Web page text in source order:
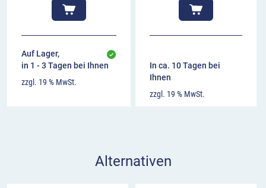
Auf Lager,
in 1 - 3 Tagen bei Ihnen
zzgl. 19 % MwSt.
In ca. 10 Tagen bei
Ihnen
zzgl. 19 % MwSt.
Alternativen